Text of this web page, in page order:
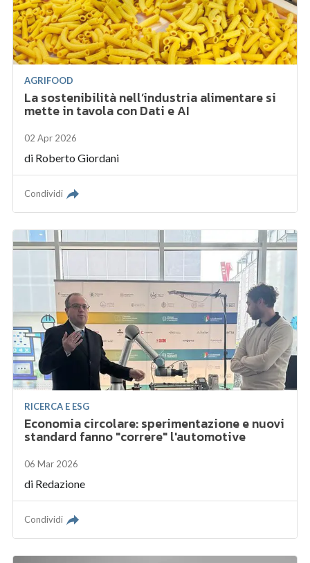
AGRIFOOD
La sostenibilità nell’industria alimentare si
mette in tavola con Dati e AI
02 Apr 2026
di Roberto Giordani
Condividi
RICERCA E ESG
Economia circolare: sperimentazione e nuovi
standard fanno "correre" l'automotive
06 Mar 2026
di Redazione
Condividi